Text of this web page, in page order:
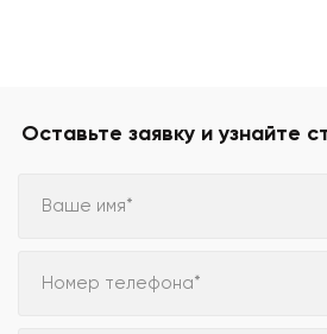
Оставьте заявку и узнайте
Ваше имя*
Номер телефона*